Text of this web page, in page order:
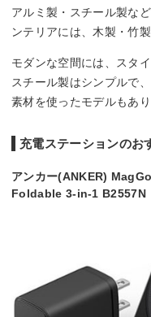
アルミ製・スチール製な
ンテリアには、木製・竹
モダンな空間には、スタ
スチール製はシンプルで
素材を使ったモデルもあ
充電ステーションのお
アンカー(ANKER)
Foldable 3-in-1 B2557N